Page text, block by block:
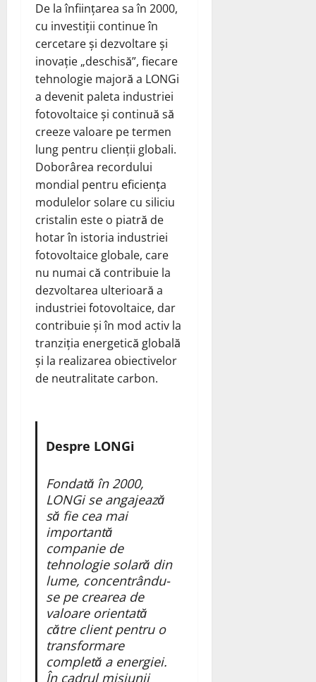
De la înființarea sa în 2000,
cu investiții continue în
cercetare și dezvoltare și
inovație „deschisă”, fiecare
tehnologie majoră a LONGi
a devenit paleta industriei
fotovoltaice și continuă să
creeze valoare pe termen
lung pentru clienții globali.
Doborârea recordului
mondial pentru eficiența
modulelor solare cu siliciu
cristalin este o piatră de
hotar în istoria industriei
fotovoltaice globale, care
nu numai că contribuie la
dezvoltarea ulterioară a
industriei fotovoltaice, dar
contribuie și în mod activ la
tranziția energetică globală
și la realizarea obiectivelor
de neutralitate carbon.
Despre LONGi
Fondată în 2000,
LONGi se angajează
să fie cea mai
importantă
companie de
tehnologie solară din
lume, concentrându-
se pe crearea de
valoare orientată
către client pentru o
transformare
completă a energiei.
În cadrul misiunii